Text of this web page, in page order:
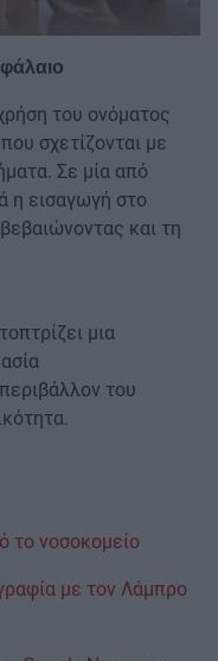
του ονόματος
σχετίζονται με
Σε μία από
η εισαγωγή στο
και τη
μια
του
το νοσοκομείο
με τον Λάμπρο